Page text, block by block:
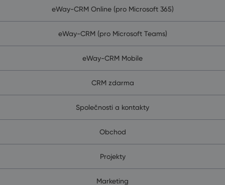
eWay-CRM Online (pro Microsoft 365)
eWay-CRM (pro Microsoft Teams)
eWay-CRM Mobile
CRM zdarma
Společnosti a kontakty
Obchod
Projekty
Marketing